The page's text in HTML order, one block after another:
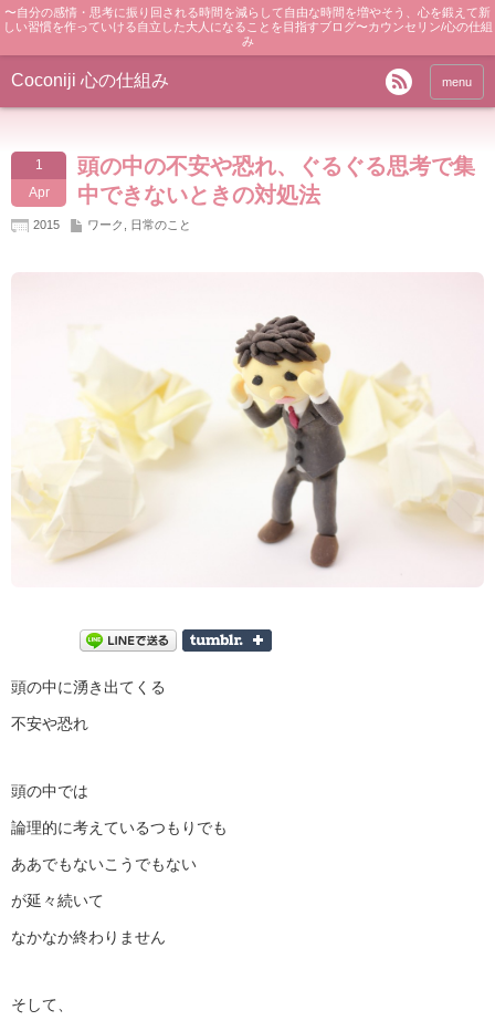
〜自分の感情・思考に振り回される時間を減らして自由な時間を増やそう、心を鍛えて新
しい習慣を作っていける自立した大人になることを目指すブログ〜カウンセリン/心の仕組
み
Coconiji 心の仕組み menu
1
Apr
頭の中の不安や恐れ、ぐるぐる思考で集
中できないときの対処法
2015 ワーク 日常のこと
頭の中に湧き出てくる
不安や恐れ
頭の中では
論理的に考えているつもりでも
ああでもないこうでもない
が延々続いて
なかなか終わりません
そして、